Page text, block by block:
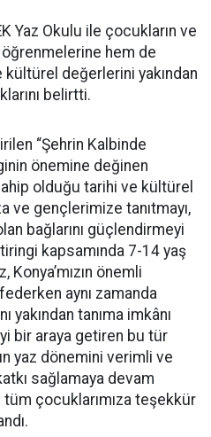
Yaz Okulu ile çocukların ve
hem de
kültürel değerlerini yakından
belirtti.
“Şehrin Kalbinde
önemine değinen
olduğu tarihi ve kültürel
ve gençlerimize tanıtmayı,
bağlarını güçlendirmeyi
kapsamında 7-14 yaş
Konya’mızın önemli
aynı zamanda
yakından tanıma imkânı
bir araya getiren bu tür
yaz dönemini verimli ve
sağlamaya devam
çocuklarımıza teşekkür